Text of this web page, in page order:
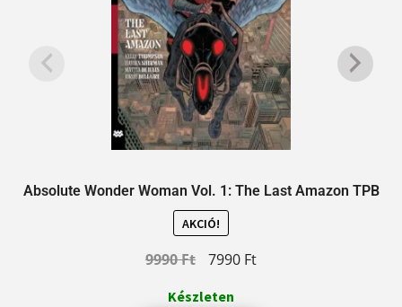
Absolute Wonder Woman Vol. 1: The Last Amazon TPB
AKCIÓ!
9990Ft 7990 Ft
Készleten